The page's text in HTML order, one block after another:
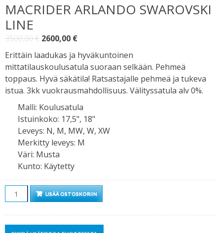
MACRIDER ARLANDO SWAROVSKI
LINE
3500,00€ Alkuperäinen
hinta
oli:
3500,00 €.
2600,00 €Nykyinen
hinta
on:
2600,00 €.
Erittäin laadukas ja hyväkuntoinen
mittatilauskoulusatula suoraan selkään. Pehmeä
toppaus. Hyvä säkätila! Ratsastajalle pehmeä ja tukeva
istua. 3kk vuokrausmahdollisuus. Välityssatula alv 0%.
Malli: Koulusatula
Istuinkoko: 17,5", 18"
Leveys: N, M, MW, W, XW
Merkitty leveys: M
Väri: Musta
Kunto: Käytetty
Määrä LISÄÄ OSTOSKORIIN